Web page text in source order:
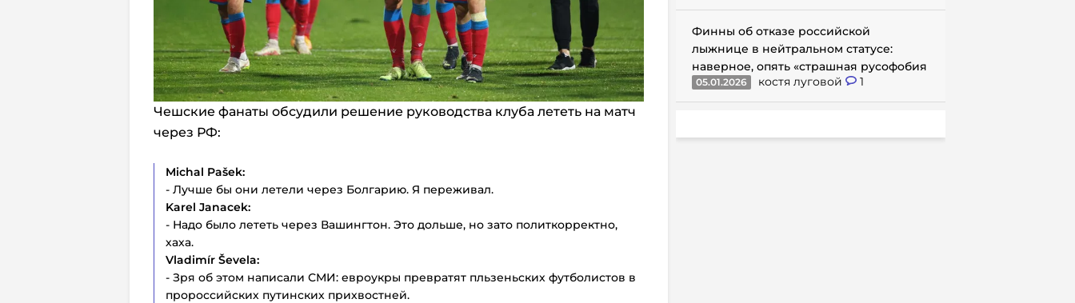
Чешские фанаты обсудили решение руководства клуба лететь на матч
через РФ:
Michal Pašek:
- Лучше бы они летели через Болгарию. Я переживал.
Karel Janacek:
- Надо было лететь через Вашингтон. Это дольше, но зато политкорректно,
хаха.
Vladimír Ševela:
- Зря об этом написали СМИ: евроукры превратят пльзеньских футболистов в
пророссийских путинских прихвостней.
Финны об отказе российской
лыжнице в нейтральном статусе:
наверное, опять «страшная русофобия
05.01.2026 костя луговой 1